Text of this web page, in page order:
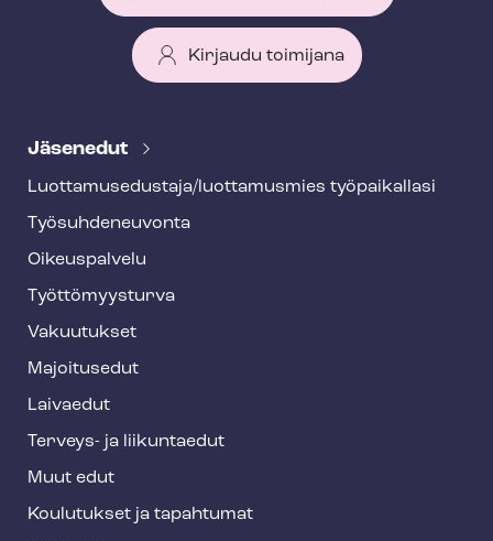
Kirjaudu toimijana
e
f
o
o
t
e
Jäsenedut
Luot­ta­muse­dus­ta­ja/luottamusmies työpaikallasi
Työ­suh­de­neu­von­ta
Oikeuspalvelu
Työt­tö­myys­tur­va
Vakuutukset
Majoitusedut
Laivaedut
Terveys- ja liikuntaedut
Muut edut
Koulutukset ja tapahtumat